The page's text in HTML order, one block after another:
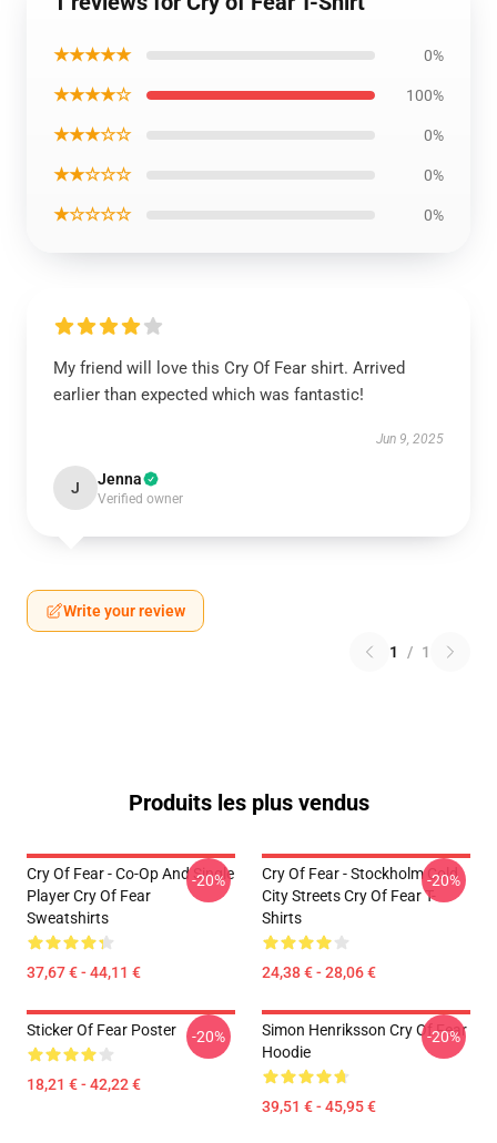
★★★★★ 0%
★★★★☆ 100%
★★★☆☆ 0%
★★☆☆☆ 0%
★☆☆☆☆ 0%
My friend will love this Cry Of Fear shirt. Arrived
earlier than expected which was fantastic!
Jun 9, 2025
J Jenna
Verified owner
Write your review
1 / 1
Produits les plus vendus
Cry Of Fear - Co-Op And Single
Player Cry Of Fear
Sweatshirts
37,67 € - 44,11 €
-20%
Cry Of Fear - Stockholm Cold
City Streets Cry Of Fear T-
Shirts
24,38 € - 28,06 €
-20%
Sticker Of Fear Poster
18,21 € - 42,22 €
-20%
Simon Henriksson Cry Of Fear
Hoodie
39,51 € - 45,95 €
-20%